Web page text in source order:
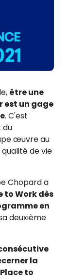
être une
est un gage
. C'est
du
œuvre au
de vie
Chopard a
to Work dès
en
deuxième
la
to